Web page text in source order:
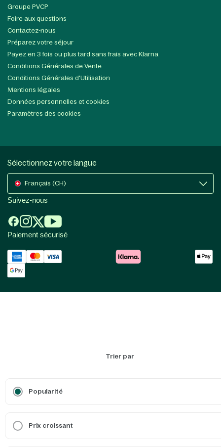
Trier par
Popularité
Prix croissant
Groupe PVCP
Foire aux questions
Contactez-nous
Préparez votre séjour
Payez en 3 fois ou plus tard sans frais avec Klarna
Conditions Générales de Vente
Conditions Générales d'Utilisation
Mentions légales
Données personnelles et cookies
Paramètres des cookies
Sélectionnez votre langue
Français (CH)
Suivez-nous
Paiement sécurisé